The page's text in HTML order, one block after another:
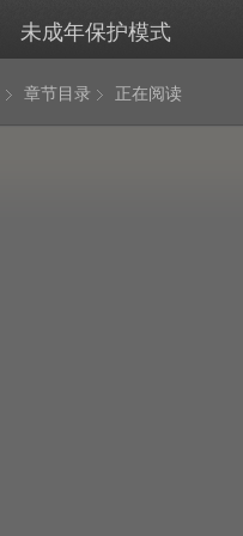
未成年保护模式
章节目录 正在阅读